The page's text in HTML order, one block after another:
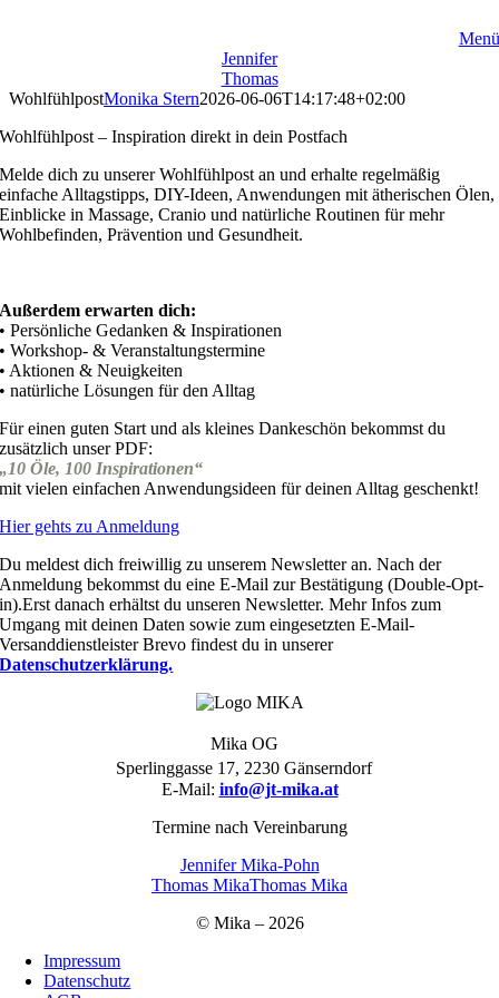
Menü
Jennifer
Thomas
WohlfühlpostMonika Stern2026-06-06T14:17:48+02:00
Wohlfühlpost – Inspiration direkt in dein Postfach
Melde dich zu unserer Wohlfühlpost an und erhalte regelmäßig
einfache Alltagstipps, DIY-Ideen, Anwendungen mit ätherischen Ölen,
Einblicke in Massage, Cranio und natürliche Routinen für mehr
Wohlbefinden, Prävention und Gesundheit.
Außerdem erwarten dich:
• Persönliche Gedanken & Inspirationen
• Workshop- & Veranstaltungstermine
• Aktionen & Neuigkeiten
• natürliche Lösungen für den Alltag
Für einen guten Start und als kleines Dankeschön bekommst du
zusätzlich unser PDF:
„10 Öle, 100 Inspirationen“
mit vielen einfachen Anwendungsideen für deinen Alltag geschenkt!
Hier gehts zu Anmeldung
Du meldest dich freiwillig zu unserem Newsletter an. Nach der
Anmeldung bekommst du eine E-Mail zur Bestätigung (Double-Opt-
in).Erst danach erhältst du unseren Newsletter. Mehr Infos zum
Umgang mit deinen Daten sowie zum eingesetzten E-Mail-
Versanddienstleister Brevo findest du in unserer
Datenschutzerklärung.
Mika OG
Sperlinggasse 17, 2230 Gänserndorf
E-Mail: info@jt-mika.at
Termine nach Vereinbarung
Jennifer Mika-Pohn
Thomas MikaThomas Mika
© Mika – 2026
Impressum
Datenschutz